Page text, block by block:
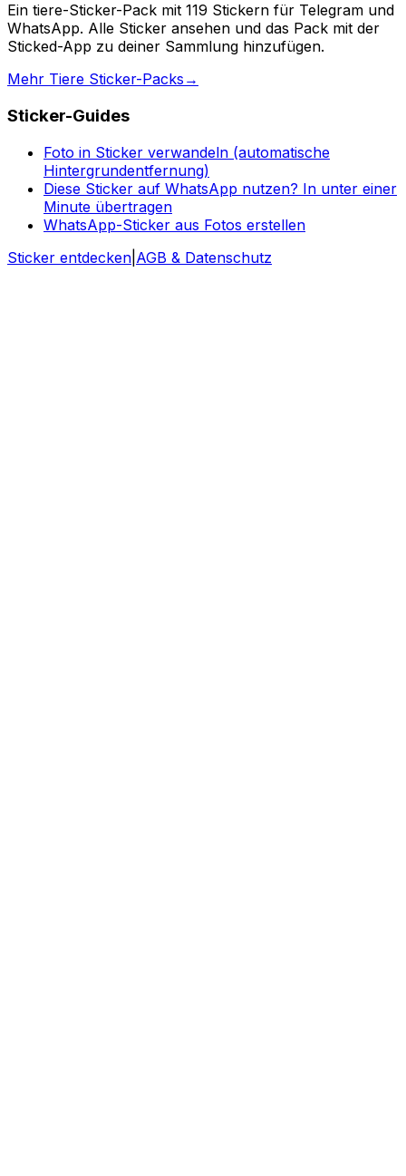
Ein tiere-Sticker-Pack mit 119 Stickern für Telegram und
WhatsApp. Alle Sticker ansehen und das Pack mit der
Sticked-App zu deiner Sammlung hinzufügen.
Mehr Tiere Sticker-Packs →
Sticker-Guides
Foto in Sticker verwandeln (automatische
Hintergrundentfernung)
Diese Sticker auf WhatsApp nutzen? In unter einer
Minute übertragen
WhatsApp-Sticker aus Fotos erstellen
Sticker entdecken AGB & Datenschutz